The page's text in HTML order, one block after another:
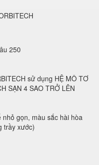
250
sử dụng HỆ MÔ TƠ
SẠN 4 SAO TRỞ LÊN
gọn, màu sắc hài hòa
trầy xước)